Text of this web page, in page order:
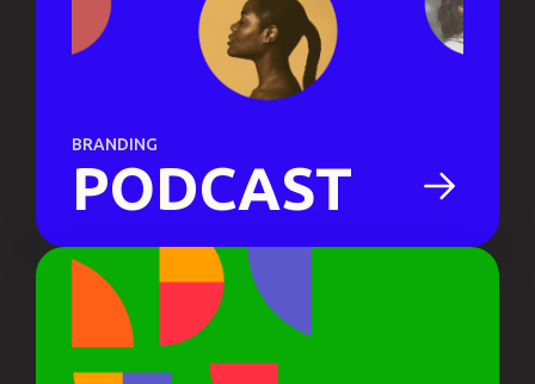
BRANDING
PODCAST